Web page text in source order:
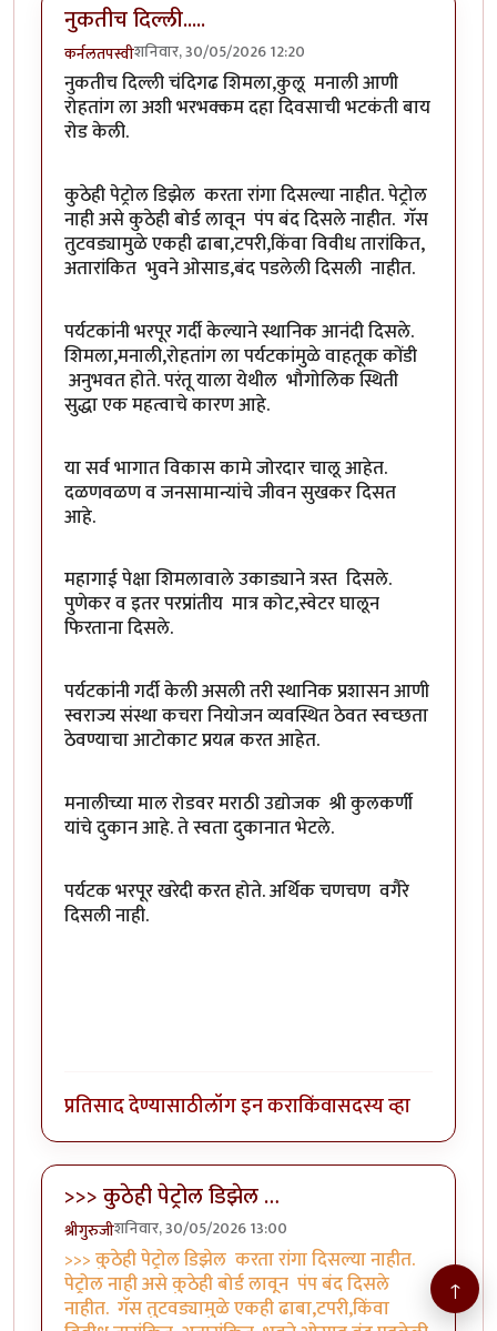
नुकतीच दिल्ली.....
कर्नलतपस्वीशनिवार, 30/05/2026 12:20
नुकतीच दिल्ली चंदिगढ शिमला,कुलू मनाली आणी
रोहतांग ला अशी भरभक्कम दहा दिवसाची भटकंती बाय
रोड केली.
कुठेही पेट्रोल डिझेल करता रांगा दिसल्या नाहीत. पेट्रोल
नाही असे कुठेही बोर्ड लावून पंप बंद दिसले नाहीत. गॅस
तुटवड्यामुळे एकही ढाबा,टपरी,किंवा विवीध तारांकित,
अतारांकित भुवने ओसाड,बंद पडलेली दिसली नाहीत.
पर्यटकांनी भरपूर गर्दी केल्याने स्थानिक आनंदी दिसले.
शिमला,मनाली,रोहतांग ला पर्यटकांमुळे वाहतूक कोंडी
अनुभवत होते. परंतू याला येथील भौगोलिक स्थिती
सुद्धा एक महत्वाचे कारण आहे.
या सर्व भागात विकास कामे जोरदार चालू आहेत.
दळणवळण व जनसामान्यांचे जीवन सुखकर दिसत
आहे.
महागाई पेक्षा शिमलावाले उकाड्याने त्रस्त दिसले.
पुणेकर व इतर परप्रांतीय मात्र कोट,स्वेटर घालून
फिरताना दिसले.
पर्यटकांनी गर्दी केली असली तरी स्थानिक प्रशासन आणी
स्वराज्य संस्था कचरा नियोजन व्यवस्थित ठेवत स्वच्छता
ठेवण्याचा आटोकाट प्रयत्न करत आहेत.
मनालीच्या माल रोडवर मराठी उद्योजक श्री कुलकर्णी
यांचे दुकान आहे. ते स्वता दुकानात भेटले.
पर्यटक भरपूर खरेदी करत होते. अर्थिक चणचण वगैरे
दिसली नाही.
प्रतिसाद देण्यासाठीलॉग इन कराकिंवासदस्य व्हा
>>> कुठेही पेट्रोल डिझेल …
श्रीगुरुजीशनिवार, 30/05/2026 13:00
>>> कुठेही पेट्रोल डिझेल करता रांगा दिसल्या नाहीत.
पेट्रोल नाही असे कुठेही बोर्ड लावून पंप बंद दिसले
नाहीत. गॅस तुटवड्यामुळे एकही ढाबा,टपरी,किंवा
↑